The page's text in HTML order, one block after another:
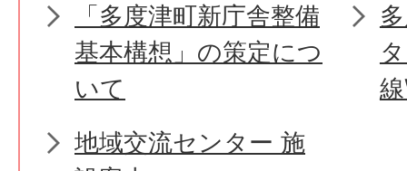
「多度津町新庁舎整備
基本構想」の策定につ
いて
地域交流センター 施